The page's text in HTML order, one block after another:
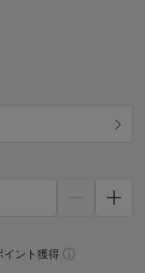
イント獲得